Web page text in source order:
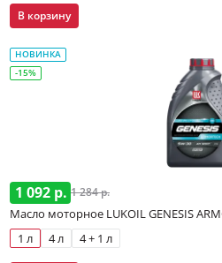
В корзину
НОВИНКА
-15%
1 092 р. 1 284 р.
Масло моторное LUKOIL GENESIS
1 л
4 л 4 + 1 л